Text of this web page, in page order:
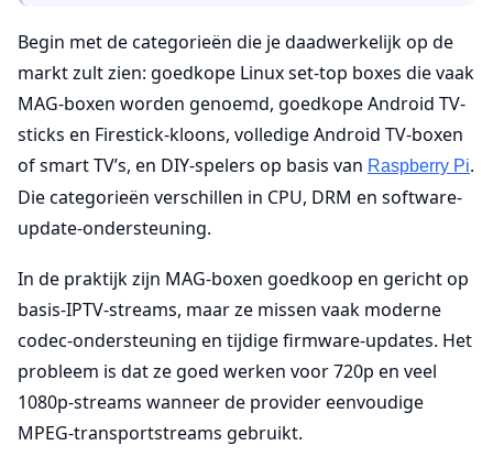
Begin met de categorieën die je daadwerkelijk op de
markt zult zien: goedkope Linux set-top boxes die vaak
MAG-boxen worden genoemd, goedkope Android TV-
sticks en Firestick-kloons, volledige Android TV-boxen
of smart TV’s, en DIY-spelers op basis van Raspberry Pi.
Die categorieën verschillen in CPU, DRM en software-
update-ondersteuning.
In de praktijk zijn MAG-boxen goedkoop en gericht op
basis-IPTV-streams, maar ze missen vaak moderne
codec-ondersteuning en tijdige firmware-updates. Het
probleem is dat ze goed werken voor 720p en veel
1080p-streams wanneer de provider eenvoudige
MPEG-transportstreams gebruikt.